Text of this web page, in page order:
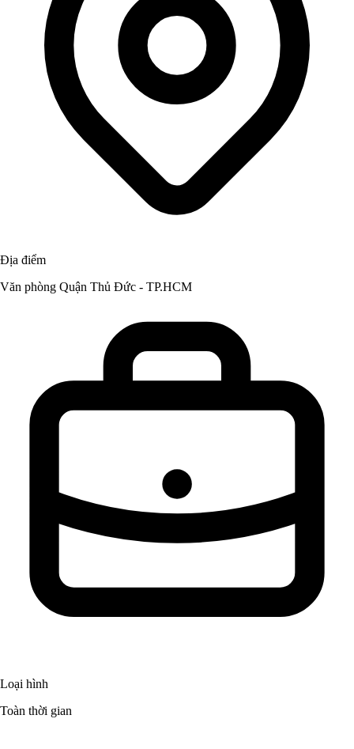
Địa điểm
Văn phòng Quận Thủ Đức - TP.HCM
Loại hình
Toàn thời gian